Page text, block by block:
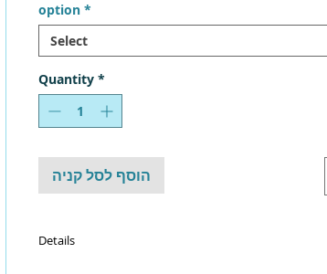
option *
Select
Quantity *
הוסף לסל קניה
Details